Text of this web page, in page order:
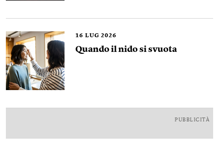
16 LUG 2026
Quando il nido si svuota
PUBBLICITÀ